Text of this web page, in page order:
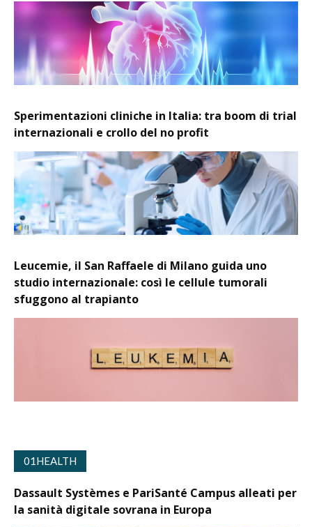
Sperimentazioni cliniche in Italia: tra boom di trial
internazionali e crollo del no profit
Leucemie, il San Raffaele di Milano guida uno
studio internazionale: così le cellule tumorali
sfuggono al trapianto
01HEALTH
Dassault Systèmes e PariSanté Campus alleati per
la sanità digitale sovrana in Europa